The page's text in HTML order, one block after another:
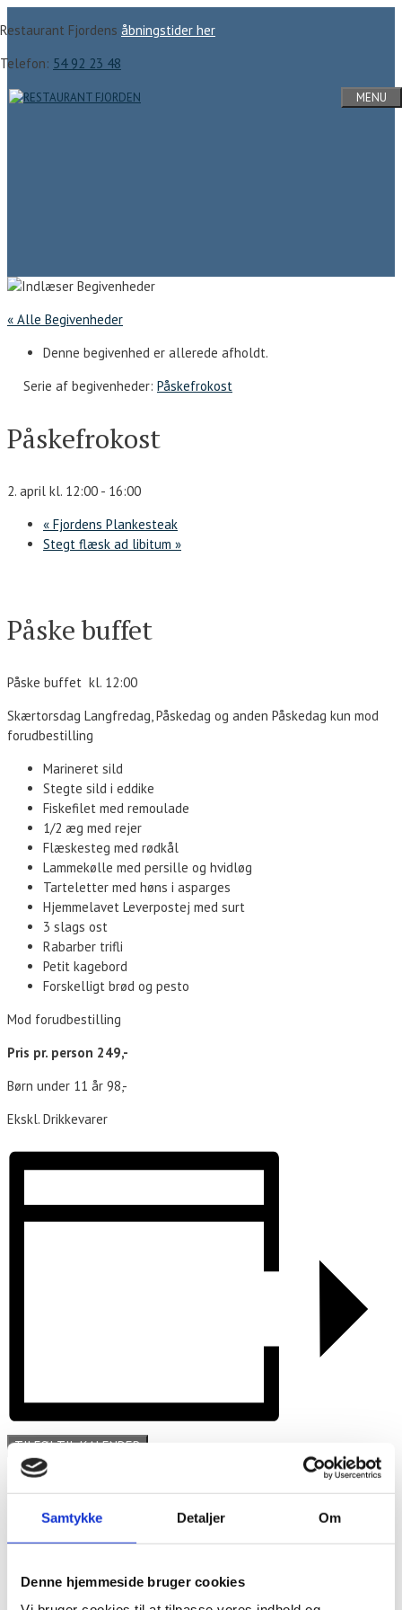
Samtykke Detaljer Om
Denne hjemmeside bruger cookies
til
indhold
Restaurant Fjordens åbningstider her
Telefon: 54 92 23 48
MENU
« Alle Begivenheder
Denne begivenhed er allerede afholdt.
Serie af begivenheder: Påskefrokost
Påskefrokost
2. april kl. 12:00 - 16:00
« Fjordens Plankesteak
Stegt flæsk ad libitum »
Påske buffet
Påske buffet kl. 12:00
Skærtorsdag Langfredag, Påskedag og anden Påskedag kun mod
forudbestilling
Marineret sild
Stegte sild i eddike
Fiskefilet med remoulade
1/2 æg med rejer
Flæskesteg med rødkål
Lammekølle med persille og hvidløg
Tarteletter med høns i asparges
Hjemmelavet Leverpostej med surt
3 slags ost
Rabarber trifli
Petit kagebord
Forskelligt brød og pesto
Mod forudbestilling
Pris pr. person 249,-
Børn under 11 år 98,-
Ekskl. Drikkevarer
TILFØJ TIL KALENDER